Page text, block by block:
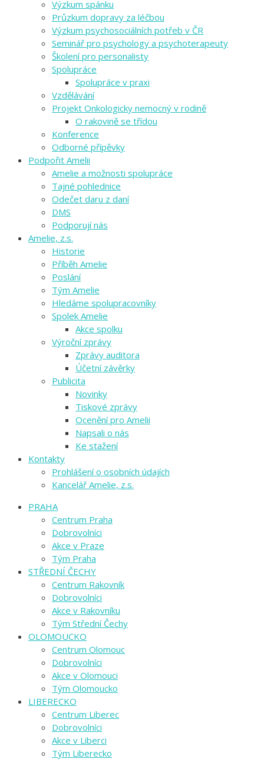
Výzkum spánku
Průzkum dopravy za léčbou
Výzkum psychosociálních potřeb v ČR
Seminář pro psychology a psychoterapeuty
Školení pro personalisty
Spolupráce
Spolupráce v praxi
Vzdělávání
Projekt Onkologicky nemocný v rodině
O rakovině se třídou
Konference
Odborné přípěvky
Podpořit Amelii
Amelie a možnosti spolupráce
Tajné pohlednice
Odečet daru z daní
DMS
Podporují nás
Amelie, z.s.
Historie
Příběh Amelie
Poslání
Tým Amelie
Hledáme spolupracovníky
Spolek Amelie
Akce spolku
Výroční zprávy
Zprávy auditora
Účetní závěrky
Publicita
Novinky
Tiskové zprávy
Ocenění pro Amelii
Napsali o nás
Ke stažení
Kontakty
Prohlášení o osobních údajích
Kancelář Amelie, z.s.
PRAHA
Centrum Praha
Dobrovolníci
Akce v Praze
Tým Praha
STŘEDNÍ ČECHY
Centrum Rakovník
Dobrovolníci
Akce v Rakovníku
Tým Střední Čechy
OLOMOUCKO
Centrum Olomouc
Dobrovolníci
Akce v Olomouci
Tým Olomoucko
LIBERECKO
Centrum Liberec
Dobrovolníci
Akce v Liberci
Tým Liberecko